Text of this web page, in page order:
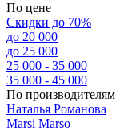
По цене
Скидки до 70%
до 20 000
до 25 000
25 000 - 35 000
35 000 - 45 000
По производителям
Наталья Романова
Marsi Marsо